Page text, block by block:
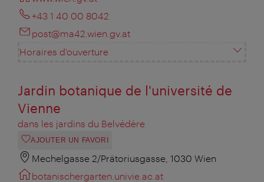
+43 1 40 00 8042
post@ma42.wien.gv.at
Horaires d'ouverture
Jardin botanique de l'université de
Vienne
dans les jardins du Belvédère
AJOUTER UN FAVORI
Mechelgasse 2/Prätoriusgasse, 1030 Wien
botanischergarten.univie.ac.at